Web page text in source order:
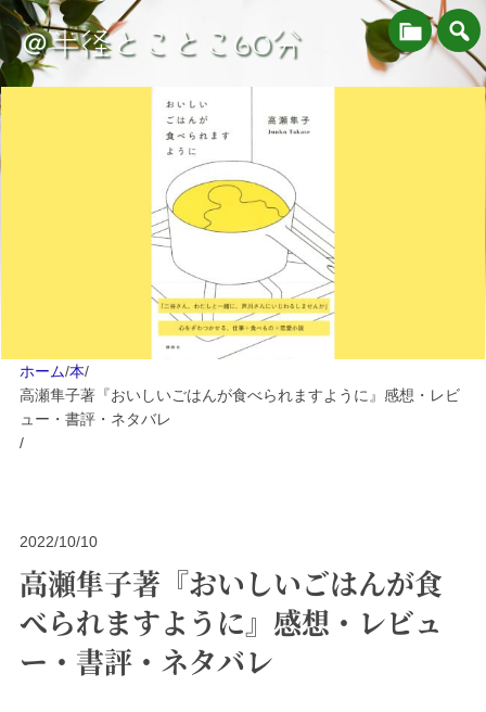
＠半径とことこ60分
ホーム/本/
高瀬隼子著『おいしいごはんが食べられますように』感想・レビ
ュー・書評・ネタバレ
/
2022/10/10
高瀬隼子著『おいしいごはんが食
べられますように』感想・レビュ
ー・書評・ネタバレ